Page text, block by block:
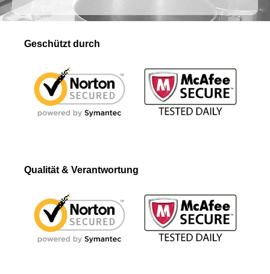
Geschützt durch
Qualität & Verantwortung